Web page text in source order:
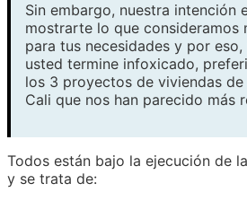
Sin embargo, nuestra intención
mostrarte lo que consideramos
para tus necesidades y por
usted termine infoxicado,
los 3 proyectos de viviendas
Cali que nos han parecido más
Todos están bajo la ejecución de
y se trata de: